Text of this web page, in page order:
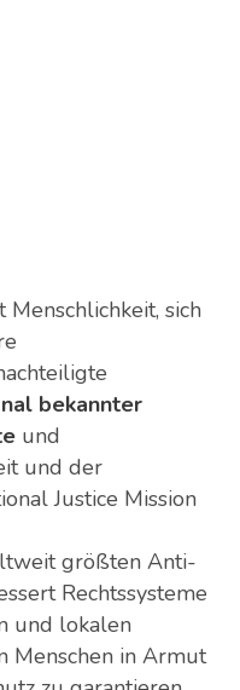
sich
bekannter
und
und der
Justice Mission
größten Anti-
Rechtssysteme
und lokalen
Menschen in Armut